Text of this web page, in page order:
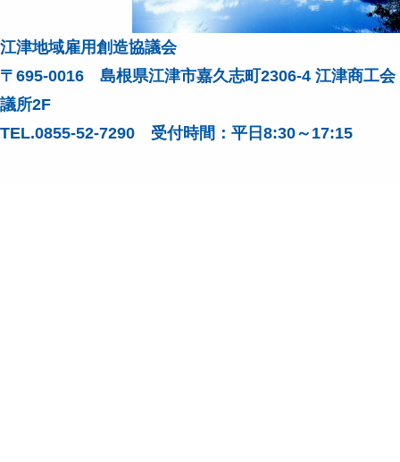
江津地域雇用創造協議会
〒695-0016 島根県江津市嘉久志町2306-4 江津商工会
議所2F
TEL.0855-52-7290 受付時間：平日8:30～17:15